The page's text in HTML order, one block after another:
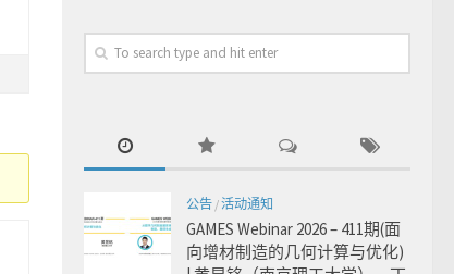
公告 /活动通知
GAMES Webinar 2026 – 411期(面
向增材制造的几何计算与优化)